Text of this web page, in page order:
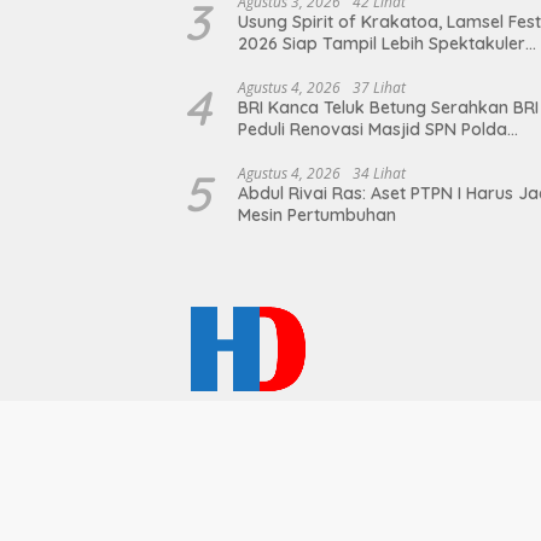
3
Usung Spirit of Krakatoa, Lamsel Fest
2026 Siap Tampil Lebih Spektakuler
Artis Ibu Kota
4 Agustus 4, 2026 37 Lihat
BRI Kanca Teluk Betung Serahkan BRI
Peduli Renovasi Masjid SPN Polda
terhadap Sarana Ibadah
5 Agustus 4, 2026 34 Lihat
Abdul Rivai Ras: Aset PTPN I Harus
Mesin Pertumbuhan